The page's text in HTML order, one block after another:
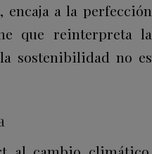
encaja a la perfección
que reinterpreta la
sostenibilidad no es